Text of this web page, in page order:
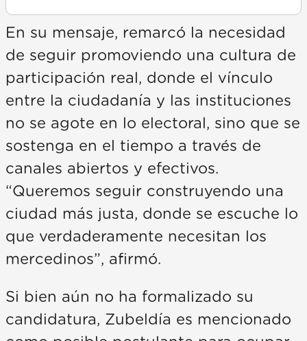
En su mensaje, remarcó la necesidad
de seguir promoviendo una cultura de
participación real, donde el vínculo
entre la ciudadanía y las instituciones
no se agote en lo electoral, sino que se
sostenga en el tiempo a través de
canales abiertos y efectivos.
“Queremos seguir construyendo una
ciudad más justa, donde se escuche lo
que verdaderamente necesitan los
mercedinos”, afirmó.
Si bien aún no ha formalizado su
candidatura, Zubeldía es mencionado